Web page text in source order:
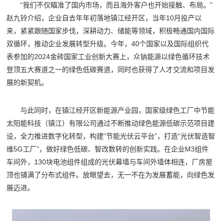
“我们不仅瞄准了国内市场，而且海外客户也开始接触、布局。”
赵九铃介绍，企业自去年年初落地镇江经开区，当年10月投产以
来，紧紧跟随国家步伐，深耕动力、储能等领域，积极畅通国内国际
双循环，推动企业发展转型升级。今年，40个国家以及国际组织代
表参加的2024金砖国家工业创新大赛上，众钠能源以绿色循环技术
登顶五大赛道之一的绿色低碳赛道，同时也获得了人才交流和项目发
展的新契机。
与此同时，在镇江经开区新能源产业园，国家级绿色工厂中节能
太阳能科技（镇江）有限公司通过不断推动绿色能源低碳示范项目建
设，全力推进数字化转型，构建“节能光伏云平台”，打造“光伏智造智
维5G工厂”，做好绿色低碳、智改数转的创新实践。在企业M3组件
车间外，130块电池组件组成的光伏幕墙与车间外墙体相连，厂房屋
顶也铺满了分布式组件。放眼望去，无一不在为发展蓄能，向绿色发
展迈进。